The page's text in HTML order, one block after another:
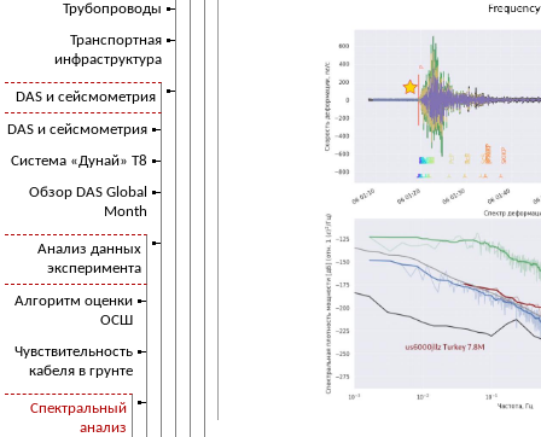
Трубопроводы
Транспортная
инфраструктура
DAS и сейсмометрия
DAS и сейсмометрия
Система «Дунай» Т8
Обзор DAS Global
Month
Анализ данных
эксперимента
Алгоритм оценки
ОСШ
Чувствительность
кабеля в грунте
Спектральный
анализ